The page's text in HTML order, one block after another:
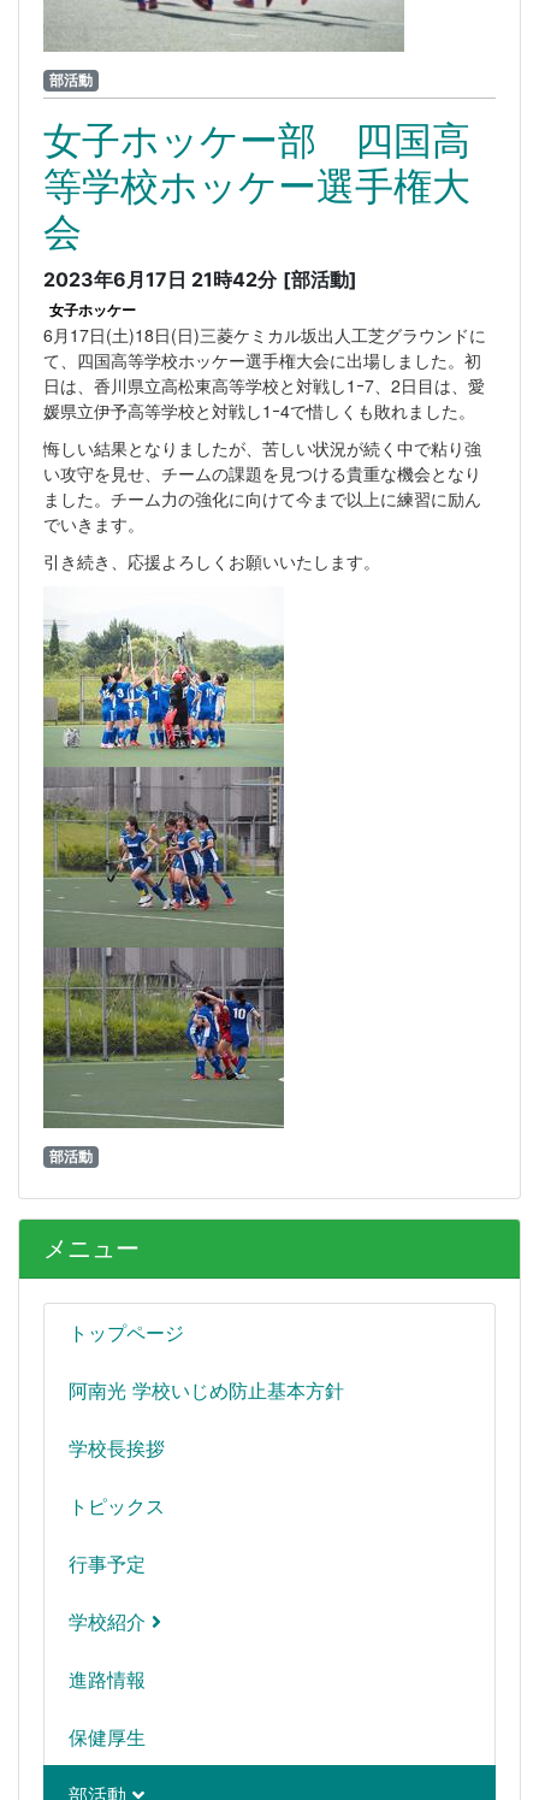
メニュー
トップページ
阿南光 学校いじめ防止基本方針
学校長挨拶
トピックス
行事予定
学校紹介
進路情報
保健厚生
部活動
部活動
女子ホッケー部 四国高
等学校ホッケー選手権大
会
2023年6月17日 21時42分 [部活動]
女子ホッケー
6月17日(土)18日(日)三菱ケミカル坂出人工芝グラウンドに
て、四国高等学校ホッケー選手権大会に出場しました。初
日は、香川県立高松東高等学校と対戦し1ｰ7、2日目は、愛
媛県立伊予高等学校と対戦し1ｰ4で惜しくも敗れました。
悔しい結果となりましたが、苦しい状況が続く中で粘り強
い攻守を見せ、チームの課題を見つける貴重な機会となり
ました。チーム力の強化に向けて今まで以上に練習に励ん
でいきます。
引き続き、応援よろしくお願いいたします。
部活動